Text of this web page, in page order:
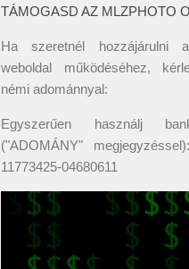
TÁMOGASD AZ MLZPHOTO
Ha szeretnél hozzájárulni
weboldal működéséhez,
némi adománnyal:
Egyszerűen használj
("ADOMÁNY"
11773425-04680611